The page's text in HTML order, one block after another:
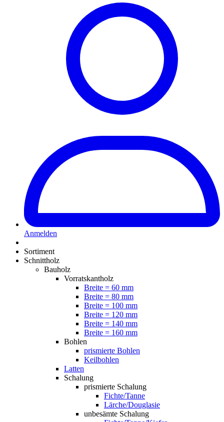
Anmelden
Sortiment
Schnittholz
Bauholz
Vorratskantholz
Breite = 60 mm
Breite = 80 mm
Breite = 100 mm
Breite = 120 mm
Breite = 140 mm
Breite = 160 mm
Bohlen
prismierte Bohlen
Keilbohlen
Latten
Schalung
prismierte Schalung
Fichte/Tanne
Lärche/Douglasie
unbesämte Schalung